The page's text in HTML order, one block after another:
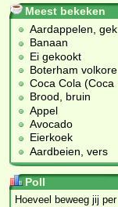
Meest bekeken
Aardappelen, gek
Banaan
Ei gekookt
Boterham volkore
Coca Cola (Coca
Brood, bruin
Appel
Avocado
Eierkoek
Aardbeien, vers
Poll
Hoeveel beweeg jij per